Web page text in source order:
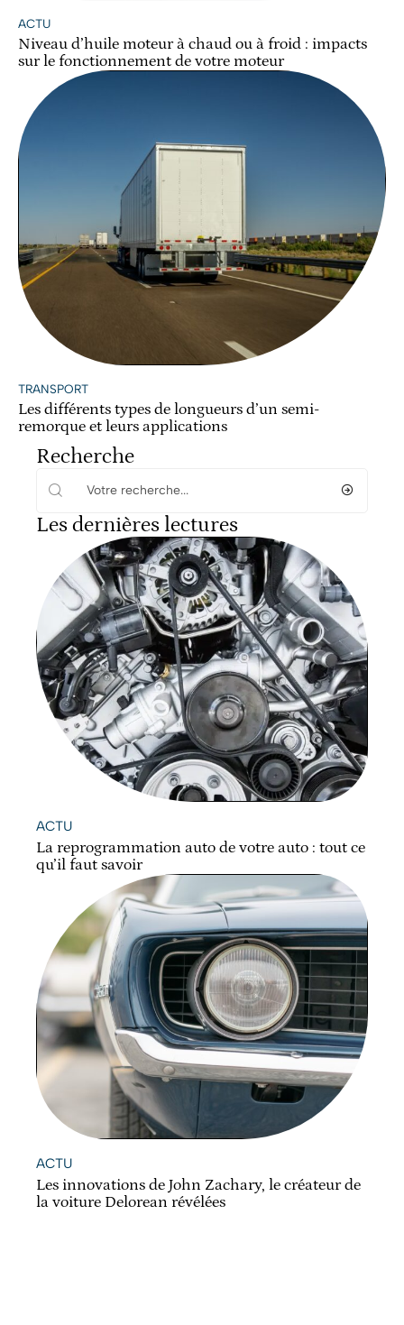
ACTU
Niveau d’huile moteur à chaud ou à froid : impacts
sur le fonctionnement de votre moteur
TRANSPORT
Les différents types de longueurs d’un semi-
remorque et leurs applications
Recherche
Les dernières lectures
ACTU
La reprogrammation auto de votre auto : tout ce
qu’il faut savoir
ACTU
Les innovations de John Zachary, le créateur de
la voiture Delorean révélées